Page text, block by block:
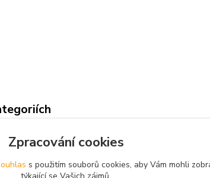
Stavebnice
Zpracování cookies
s použitím souborů cookies, aby Vám mohli